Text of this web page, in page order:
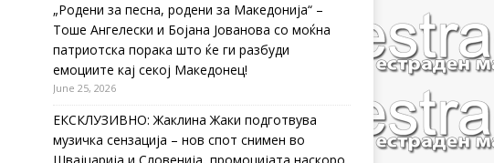
„Родени за песна, родени за Македонија“ –
Тоше Ангелески и Бојана Јованова со моќна
патриотска порака што ќе ги разбуди
емоциите кај секој Македонец!
June 25, 2026
ЕКСКЛУЗИВНО: Жаклина Жаки подготвува
музичка сензација – нов спот снимен во